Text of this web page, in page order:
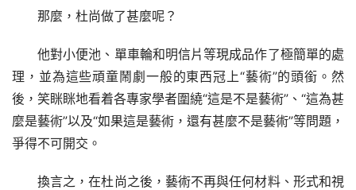
那麼，杜尚做了甚麼呢？
他對小便池、單車輪和明信片等現成品作了極簡單的處
理，並為這些頑童鬧劇一般的東西冠上“藝術”的頭銜。然
後，笑眯眯地看着各專家學者圍繞“這是不是藝術”、“這為甚
麼是藝術”以及“如果這是藝術，還有甚麼不是藝術”等問題，
爭得不可開交。
換言之，在杜尚之後，藝術不再與任何材料、形式和視